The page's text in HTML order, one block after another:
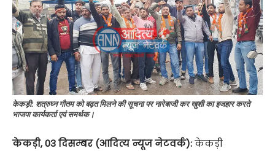
केकड़ी: शत्रुघ्न गौतम को बढ़त मिलने की सूचना पर नारेबाजी कर खुशी का इजहार करते
भाजपा कार्यकर्ता एवं समर्थक।
केकड़ी, 03 दिसम्बर (आदित्य न्यूज नेटवर्क):केकड़ी